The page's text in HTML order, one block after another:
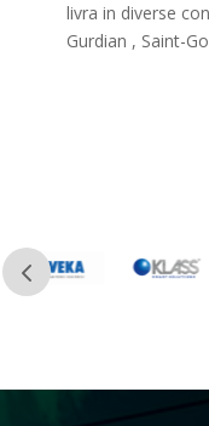
livra in diverse
Gurdian , Saint-